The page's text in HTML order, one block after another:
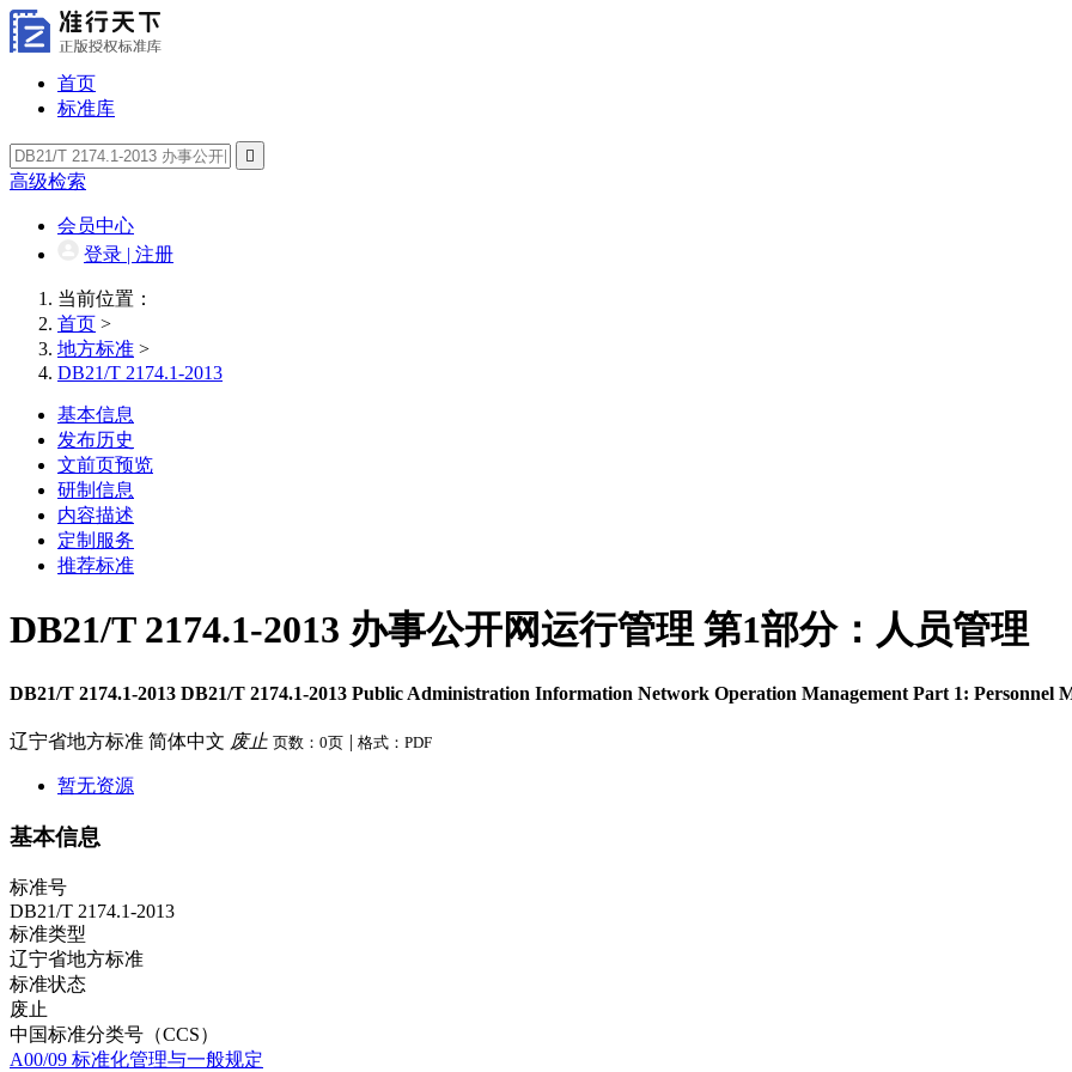
首页
标准库

高级检索
会员中心
登录 | 注册
当前位置：
首页 >
地方标准 >
DB21/T 2174.1-2013
基本信息
发布历史
文前页预览
研制信息
内容描述
定制服务
推荐标准
DB21/T 2174.1-2013 办事公开网运行管理 第1部分：人员管理
DB21/T 2174.1-2013 DB21/T 2174.1-2013 Public Administration Information Network Operation Management Part 1: Personnel
辽宁省地方标准 简体中文 废止 页数：0页 | 格式：PDF
暂无资源
基本信息
标准号
DB21/T 2174.1-2013
标准类型
辽宁省地方标准
标准状态
废止
中国标准分类号（CCS）
A00/09 标准化管理与一般规定